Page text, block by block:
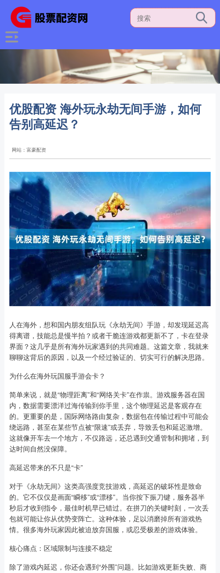
优股配资 海外玩永劫无间手游，如何
告别高延迟？
网站：富豪配资
人在海外，想和国内朋友组队玩《永劫无间》手游，却发现延迟高
得离谱，技能总是慢半拍？或者干脆连游戏都更新不了，卡在登录
界面？这几乎是所有海外玩家遇到的共同难题。这篇文章，我就来
聊聊这背后的原因，以及一个经过验证的、切实可行的解决思路。
为什么在海外玩国服手游会卡？
简单来说，就是“物理距离”和“网络关卡”在作祟。游戏服务器在国
内，数据需要漂洋过海传输到你手里，这个物理延迟是客观存在
的。更重要的是，国际网络路由复杂，数据包在传输过程中可能会
绕远路，甚至在某些节点被“限速”或丢弃，导致丢包和延迟激增。
这就像开车去一个地方，不仅路远，还总遇到交通管制和拥堵，到
达时间自然没保障。
高延迟带来的不只是“卡”
对于《永劫无间》这类高强度竞技游戏，高延迟的破坏性是致命
的。它不仅仅是画面“瞬移”或“漂移”。当你按下振刀键，服务器半
秒后才收到指令，最佳时机早已错过。在拼刀的关键时刻，一次丢
包就可能让你从优势变阵亡。这种体验，足以消磨掉所有游戏热
情。很多海外玩家因此被迫放弃国服，或忍受极差的游戏体验。
核心痛点：区域限制与连接不稳定
除了游戏内延迟，你还会遇到“外围”问题。比如游戏更新失败、商